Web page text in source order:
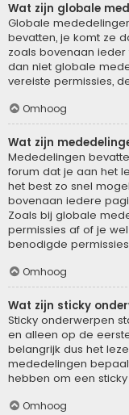
Wat zijn globale
Globale
bevatten, je komt ze
zoals bovenaan
dan niet globale
vereiste permissies,
Omhoog
Wat zijn
Mededelingen
forum dat je aan het
het best zo snel
bovenaan iedere
Zoals bij globale
permissies af of je
benodigde
Omhoog
Wat zijn sticky
Sticky onderwerpen
en alleen op de
belangrijk dus het
mededelingen
hebben om een
Omhoog